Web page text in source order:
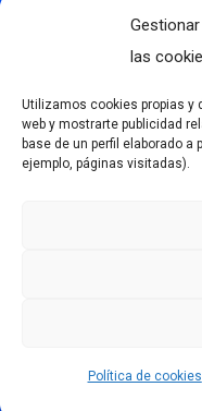
las
Utilizamos cookies propias y
web y mostrarte publicidad
base de un perfil elaborado
ejemplo, páginas visitadas).
Política de cookies
681 163 108
La Premaña s/n,
Política de cookies